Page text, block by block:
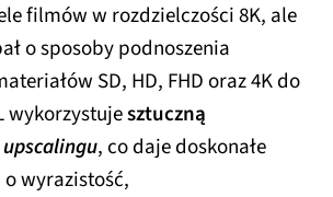
filmów w rozdzielczości 8K, ale
o sposoby podnoszenia
SD, HD, FHD oraz 4K do
wykorzystujesztuczną
upscalingu, co daje doskonałe
wyrazistość,